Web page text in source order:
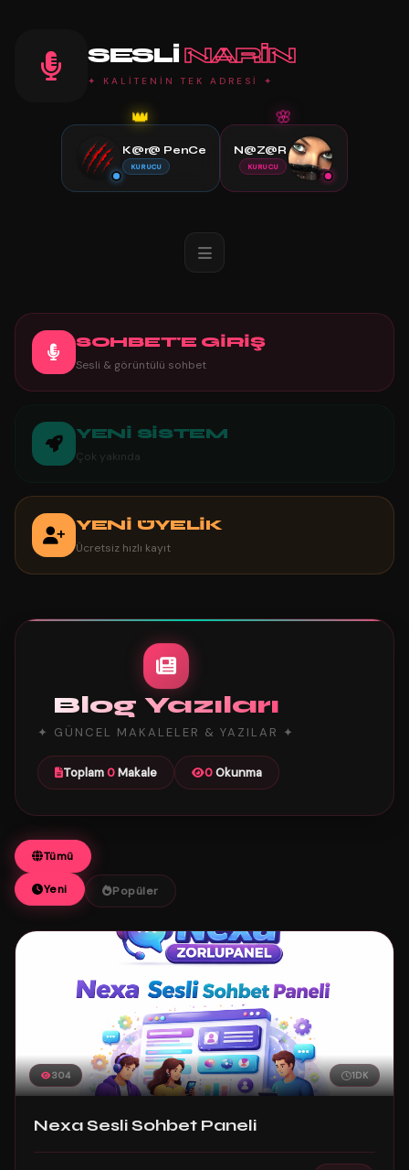
SESLI NARIN
✦ KALİTENİN TEK ADRESİ ✦
👑
K@r@ PenCe
KURUCU
🌸
N@Z@R
KURUCU
SOHBET'E GİRİŞ
Sesli & görüntülü sohbet
YENİ SİSTEM
Çok yakında
YENİ ÜYELİK
Ücretsiz hızlı kayıt
Blog Yazıları
✦ GÜNCEL MAKALELER & YAZILAR ✦
Toplam0Makale 0Okunma
Tümü
Yeni Popüler
304 1DK
Nexa Sesli Sohbet Paneli